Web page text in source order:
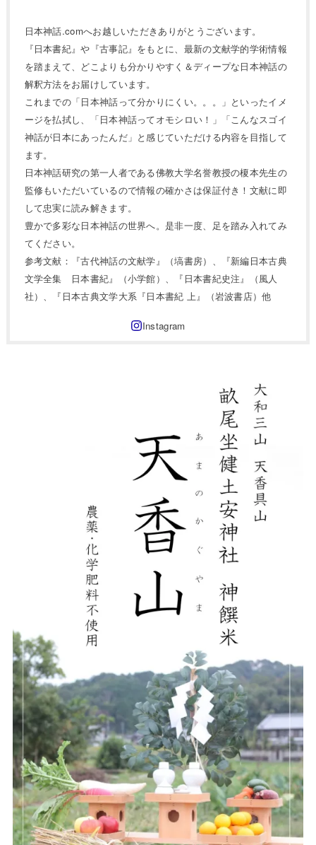
日本神話.comへお越しいただきありがとうございます。
『日本書紀』や『古事記』をもとに、最新の文献学的学術情報
を踏まえて、どこよりも分かりやすく＆ディープな日本神話の
解釈方法をお届けしています。
これまでの「日本神話って分かりにくい。。。」といったイメ
ージを払拭し、「日本神話ってオモシロい！」「こんなスゴイ
神話が日本にあったんだ」と感じていただける内容を目指して
ます。
日本神話研究の第一人者である佛教大学名誉教授の榎本先生の
監修もいただいているので情報の確かさは保証付き！文献に即
して忠実に読み解きます。
豊かで多彩な日本神話の世界へ。是非一度、足を踏み入れてみ
てください。
参考文献：『古代神話の文献学』（塙書房）、『新編日本古典
文学全集 日本書紀』（小学館）、『日本書紀史注』（風人
社）、『日本古典文学大系『日本書紀 上』（岩波書店）他